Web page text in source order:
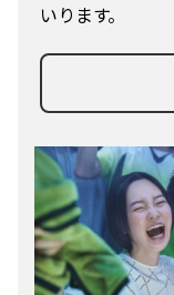
いります。